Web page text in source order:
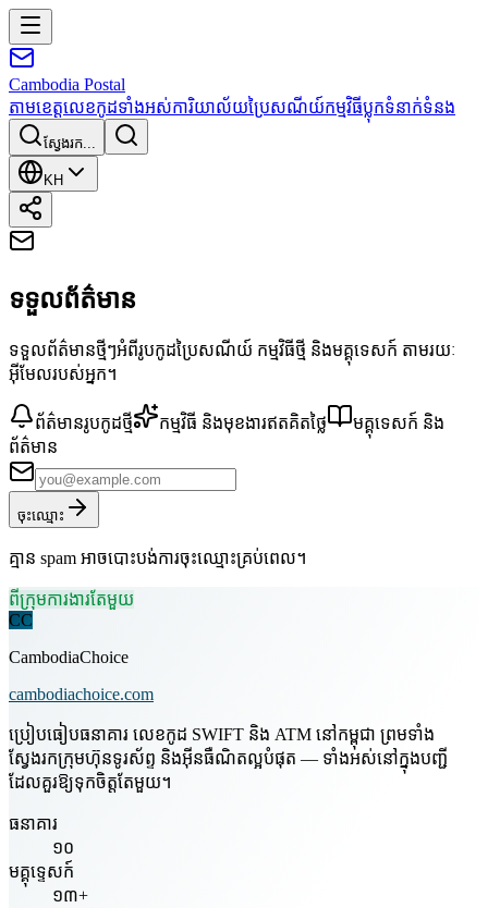
Cambodia Postal
តាមខេត្តលេខកូដទាំងអស់ការិយាល័យប្រៃសណីយ៍កម្មវិធីប្លុកទំនាក់ទំនង
ស្វែងរក...
KH
ទទួលព័ត៌មាន
ទទួលព័ត៌មានថ្មីៗអំពីរូបកូដប្រៃសណីយ៍ កម្មវិធីថ្មី និងមគ្គុទេសក៍ តាមរយៈ
អ៊ីមែលរបស់អ្នក។
ព័ត៌មានរូបកូដថ្មី កម្មវិធី និងមុខងារឥតគិតថ្លៃ
មគ្គុទេសក៍ និង
ព័ត៌មាន
ចុះឈ្មោះ
គ្មាន spam អាចបោះបង់ការចុះឈ្មោះគ្រប់ពេល។
ពីក្រុមការងារតែមួយ
CC
CambodiaChoice
cambodiachoice.com
ប្រៀបធៀបធនាគារ លេខកូដ SWIFT និង ATM នៅកម្ពុជា ព្រមទាំង
ស្វែងរកក្រុមហ៊ុនទូរស័ព្ទ និងអ៊ីនធឺណិតល្អបំផុត — ទាំងអស់នៅក្នុងបញ្ជី
ដែលគួរឱ្យទុកចិត្តតែមួយ។
ធនាគារ
១០
មគ្គុទ្ទេសក៍
១៣+